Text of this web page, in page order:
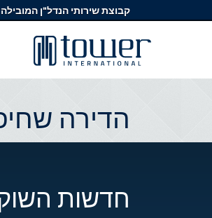
קבוצת שירותי הנדל"ן
הדירה
חדשות